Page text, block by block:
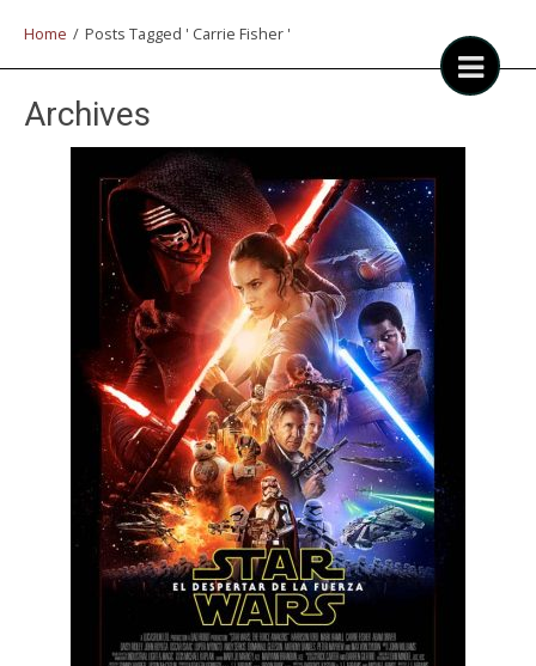
Home / Posts Tagged ' Carrie Fisher '
Archives